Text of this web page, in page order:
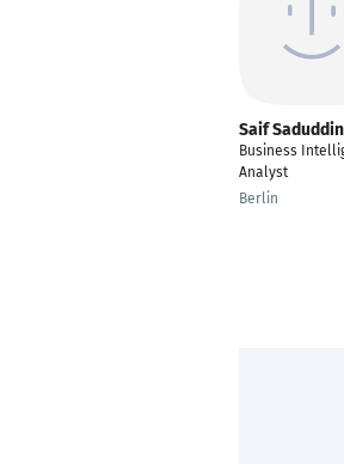
Saif Saduddin
Business
Analyst
Berlin